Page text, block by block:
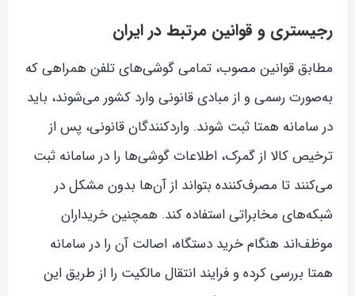
رجیستری و قوانین مرتبط در ایران
مطابق قوانین مصوب، تمامی گوشی‌های تلفن همراهی که
به‌صورت رسمی و از مبادی قانونی وارد کشور می‌شوند، باید
در سامانه همتا ثبت شوند. واردکنندگان قانونی، پس از
ترخیص کالا از گمرک، اطلاعات گوشی‌ها را در سامانه ثبت
می‌کنند تا مصرف‌کننده بتواند از آن‌ها بدون مشکل در
شبکه‌های مخابراتی استفاده کند. همچنین خریداران
موظف‌اند هنگام خرید دستگاه، اصالت آن را در سامانه
همتا بررسی کرده و فرایند انتقال مالکیت را از طریق این